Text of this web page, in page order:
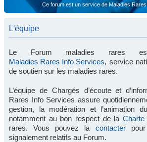
Ce forum est un service de Maladies
L'équipe
Le Forum maladies rares
Maladies Rares Info Services, service
de soutien sur les maladies rares.
L’équipe de Chargés d’écoute et
Rares Info Services assure
gestion, la modération et l’animation
notamment au bon respect de la Charte
rares. Vous pouvez la contacterpour
signalement relatifs au Forum.